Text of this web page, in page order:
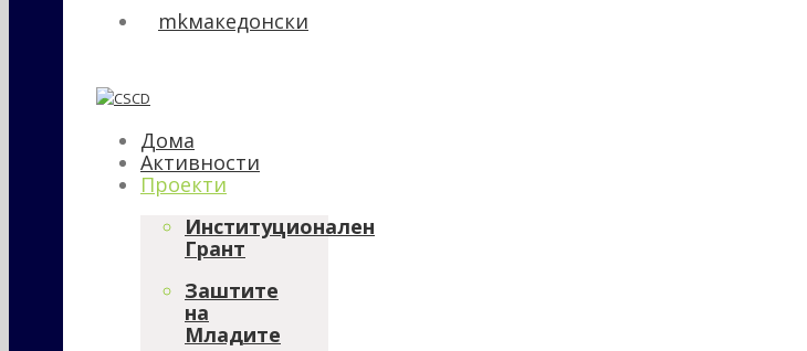
македонски
Дома
Активности
Проекти
Институционален
Грант
Заштите
на
Младите